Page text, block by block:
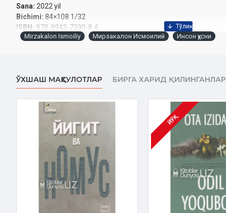
Sana: 2022 yil
Bichimi: 84×108 1/32
ISBN: 978-9943-7390-8-6
Muqovasi:yumshoq
Mirzakalon Ismoiliy Мирзакалон Исмоилий Инсон ҳусни
ЎХШАШ МАҲСУЛОТЛАР БИРГА ХАРИД ҚИЛИНГАНЛАР
ЙЎҚ